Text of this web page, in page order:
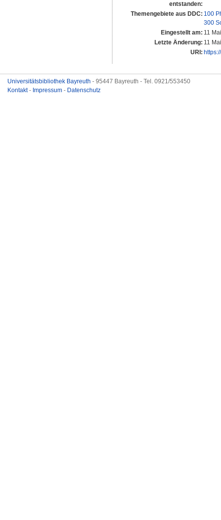
entstanden:
Themengebiete aus DDC: 100
300
Eingestellt am: 11
Letzte Änderung: 11
URI:
Universitätsbibliothek Bayreuth - 95447 Bayreuth - Tel. 0921/553450
Kontakt- Impressum - Datenschutz